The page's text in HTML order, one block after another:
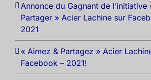
Annonce du Gagnant de l’initiative
Partager » Acier Lachine sur
2021
« Aimez & Partagez » Acier
Facebook – 2021!